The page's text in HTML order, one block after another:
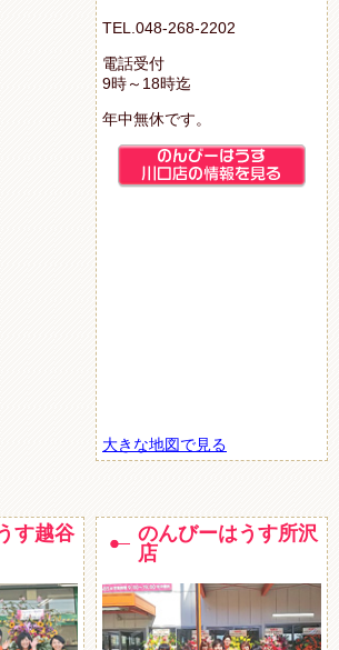
TEL.048-268-2202
電話受付
9時～18時迄
年中無休です。
大きな地図で見る
す越谷
のんびーはうす所沢
店